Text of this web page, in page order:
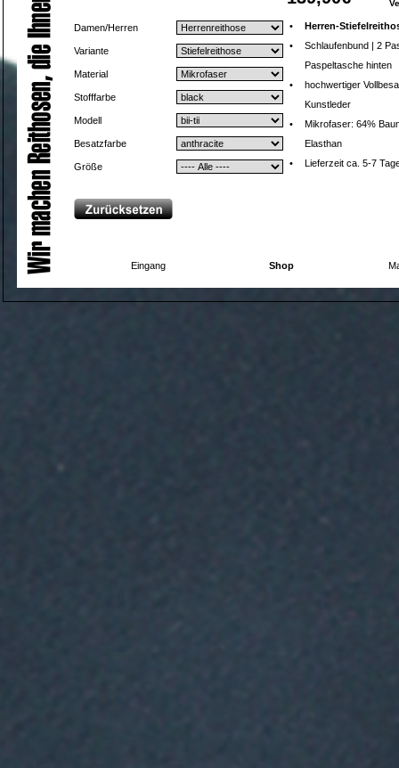
Damen/Herren
Variante
Material
Stofffarbe
Modell
Besatzfarbe
Größe
•
Herren-
•
Schlaufenbund | 2
Paspeltasche hinten
•
hochwertiger
Kunstleder
•
Mikrofaser: 64%
Elasthan
•
Lieferzeit ca. 5-7
Eingang Shop